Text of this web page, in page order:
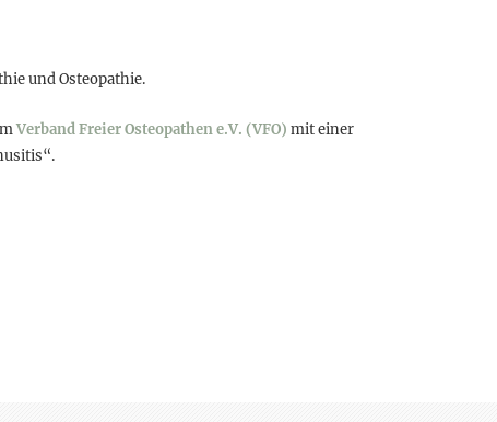
und Osteopathie.
Verband Freier Osteopathen e.V. (VFO) mit einer